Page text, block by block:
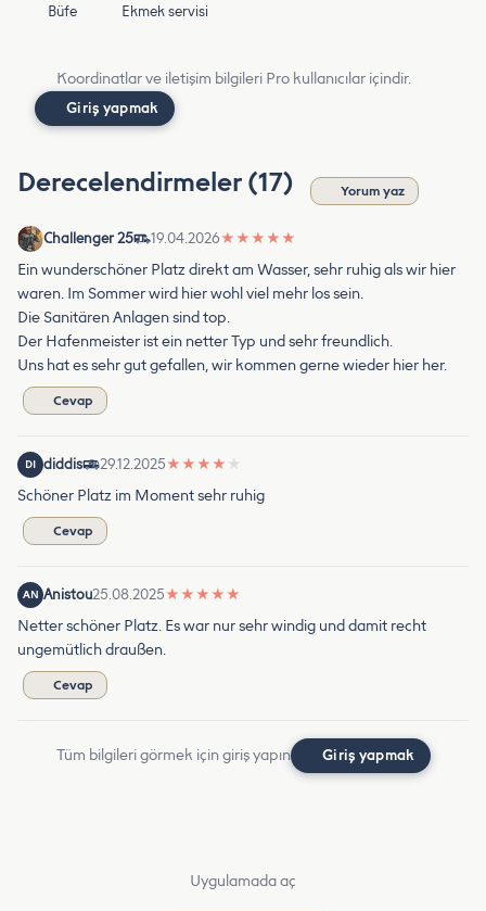
Büfe Ekmek servisi
Koordinatlar ve iletişim bilgileri Pro kullanıcılar içindir.
Giriş yapmak
Derecelendirmeler (17) Yorum yaz
Challenger 25 19.04.2026★ ★ ★ ★ ★
Ein wunderschöner Platz direkt am Wasser, sehr ruhig als wir hier
waren. Im Sommer wird hier wohl viel mehr los sein.
Die Sanitären Anlagen sind top.
Der Hafenmeister ist ein netter Typ und sehr freundlich.
Uns hat es sehr gut gefallen, wir kommen gerne wieder hier her.
Cevap
DI diddis 29.12.2025★ ★ ★ ★ ★
Schöner Platz im Moment sehr ruhig
Cevap
AN Anistou25.08.2025★ ★ ★ ★ ★
Netter schöner Platz. Es war nur sehr windig und damit recht
ungemütlich draußen.
Cevap
Tüm bilgileri görmek için giriş yapın Giriş yapmak
Uygulamada aç